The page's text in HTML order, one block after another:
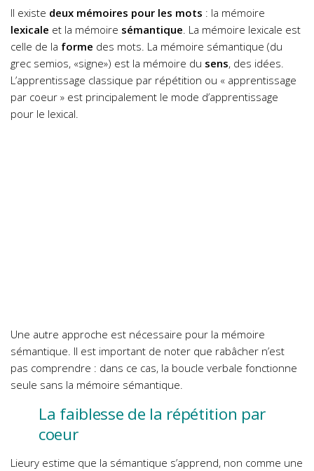
Il existe deux mémoires pour les mots : la mémoire
lexicale et la mémoire sémantique. La mémoire lexicale est
celle de la forme des mots. La mémoire sémantique (du
grec semios, «signe») est la mémoire du sens, des idées.
L’apprentissage classique par répétition ou « apprentissage
par coeur » est principalement le mode d’apprentissage
pour le lexical.
Une autre approche est nécessaire pour la mémoire
sémantique. Il est important de noter que rabâcher n’est
pas comprendre : dans ce cas, la boucle verbale fonctionne
seule sans la mémoire sémantique.
La faiblesse de la répétition par
coeur
Lieury estime que la sémantique s’apprend, non comme une